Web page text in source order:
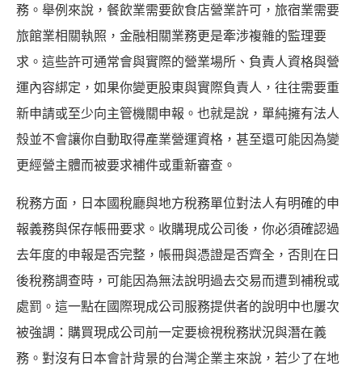
務。舉例來說，餐飲業需要飲食店營業許可，旅宿業需要
旅館業相關執照，金融相關業務更是牽涉複雜的監理要
求。這些許可通常會與實際的營業場所、負責人資格與營
運內容綁定，如果你變更股東與實際負責人，往往需要重
新申請或至少向主管機關申報。也就是說，單純擁有法人
殼並不會讓你自動取得產業營運資格，甚至還可能因為變
更經營主體而被要求補件或重新審查。
稅務方面，日本國稅廳與地方稅務單位對法人有明確的申
報義務與保存帳冊要求。收購現成公司後，你必須確認過
去年度的申報是否完整，帳冊與憑證是否齊全，否則在日
後稅務調查時，可能因為無法說明過去交易而遭到補稅或
處罰。這一點在國際現成公司服務提供者的說明中也屢次
被強調：購買現成公司前一定要檢視稅務狀況與潛在義
務。對沒有日本會計背景的台灣企業主來說，若少了在地